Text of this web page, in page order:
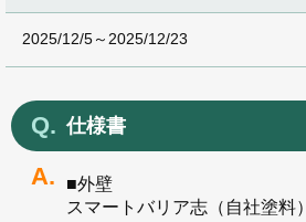
2025/12/5～2025/12/23
仕様書
■外壁
スマートバリア志（自社塗料）